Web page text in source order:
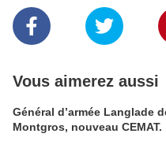
Vous aimerez aussi
Général d’armée Langlade
Montgros, nouveau CEMAT.